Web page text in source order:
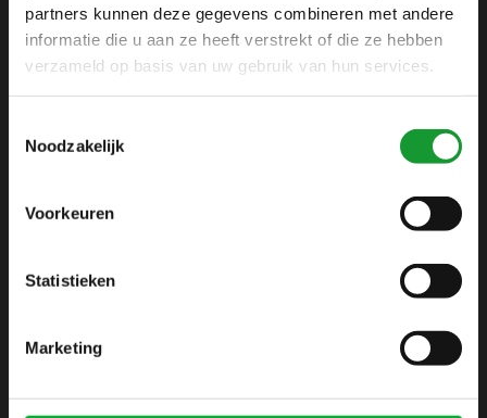
partners kunnen deze gegevens combineren met andere
informatie die u aan ze heeft verstrekt of die ze hebben
verzameld op basis van uw gebruik van hun services.
Noodzakelijk
Voorkeuren
Statistieken
Marketing
+31 6 42 52 32 80
+31 6 42 52 32 80
Disclaimer